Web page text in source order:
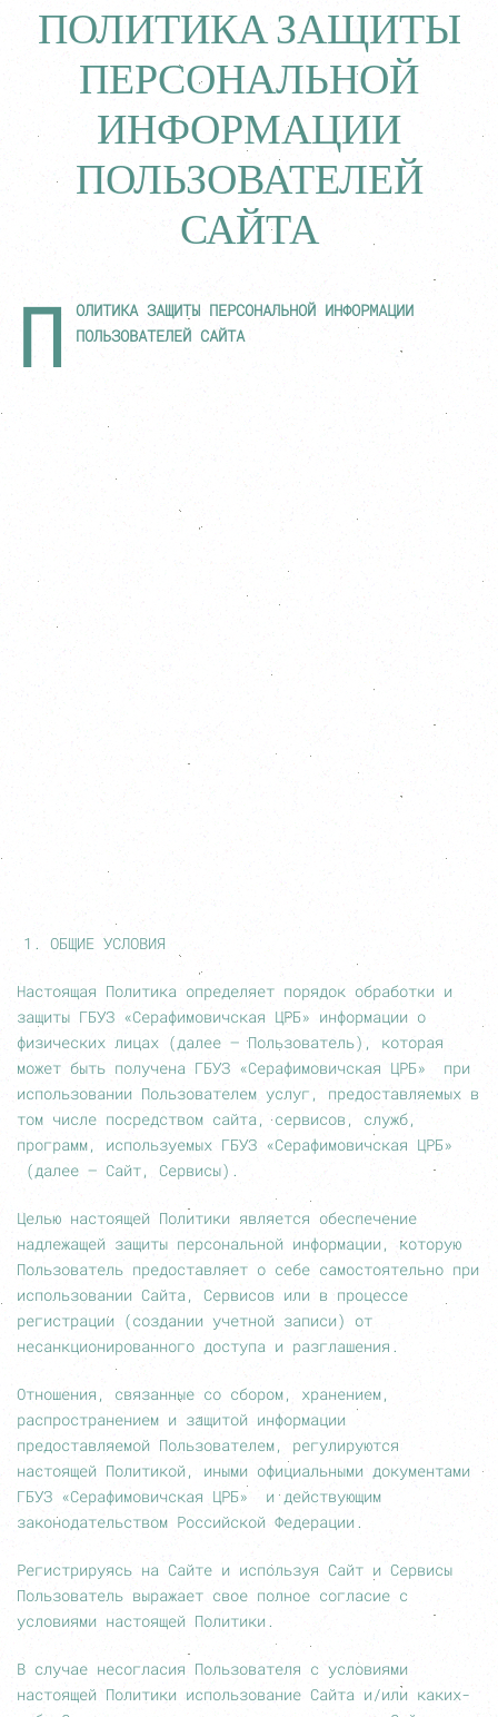
ПОЛИТИКА ЗАЩИТЫ
ПЕРСОНАЛЬНОЙ
ИНФОРМАЦИИ
ПОЛЬЗОВАТЕЛЕЙ
САЙТА
П
ОЛИТИКА ЗАЩИТЫ ПЕРСОНАЛЬНОЙ ИНФОРМАЦИИ
ПОЛЬЗОВАТЕЛЕЙ САЙТА
ОБЩИЕ УСЛОВИЯ
Настоящая Политика определяет порядок обработки и
защиты ГБУЗ «Серафимовичская ЦРБ» информации о
физических лицах (далее – Пользователь), которая
может быть получена ГБУЗ «Серафимовичская ЦРБ» при
использовании Пользователем услуг, предоставляемых в
том числе посредством сайта, сервисов, служб,
программ, используемых ГБУЗ «Серафимовичская ЦРБ»
(далее – Сайт, Сервисы).
Целью настоящей Политики является обеспечение
надлежащей защиты персональной информации, которую
Пользователь предоставляет о себе самостоятельно при
использовании Сайта, Сервисов или в процессе
регистрации (создании учетной записи) от
несанкционированного доступа и разглашения.
Отношения, связанные со сбором, хранением,
распространением и защитой информации
предоставляемой Пользователем, регулируются
настоящей Политикой, иными официальными документами
ГБУЗ «Серафимовичская ЦРБ» и действующим
законодательством Российской Федерации.
Регистрируясь на Сайте и используя Сайт и Сервисы
Пользователь выражает свое полное согласие с
условиями настоящей Политики.
В случае несогласия Пользователя с условиями
настоящей Политики использование Сайта и/или каких-